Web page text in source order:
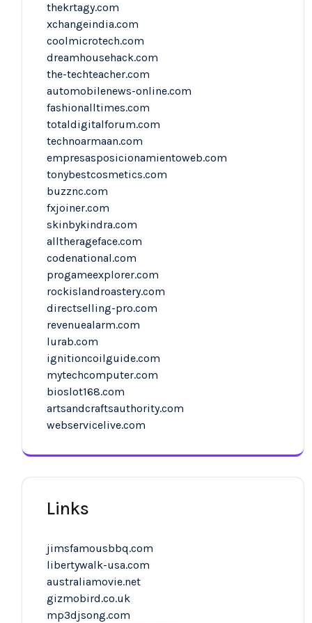
thekrtagy.com
xchangeindia.com
coolmicrotech.com
dreamhousehack.com
the-techteacher.com
automobilenews-online.com
fashionalltimes.com
totaldigitalforum.com
technoarmaan.com
empresasposicionamientoweb.com
tonybestcosmetics.com
buzznc.com
fxjoiner.com
skinbykindra.com
alltherageface.com
codenational.com
progameexplorer.com
rockislandroastery.com
directselling-pro.com
revenuealarm.com
lurab.com
ignitioncoilguide.com
mytechcomputer.com
bioslot168.com
artsandcraftsauthority.com
webservicelive.com
Links
jimsfamousbbq.com
libertywalk-usa.com
australiamovie.net
gizmobird.co.uk
mp3djsong.com